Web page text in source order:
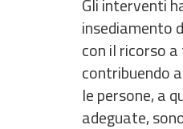
Gli interventi
insediamento
con il ricorso
contribuendo
le persone, a
adeguate,